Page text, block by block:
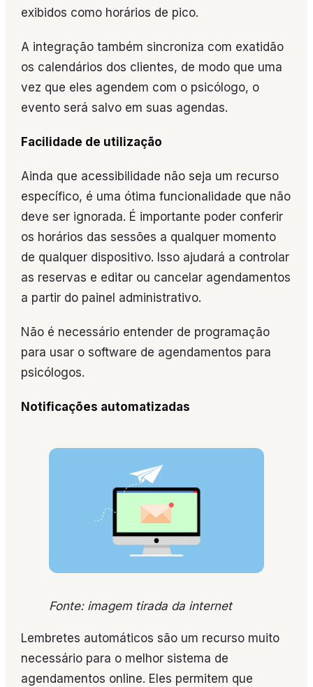
exibidos como horários de pico.
A integração também sincroniza com exatidão
os calendários dos clientes, de modo que uma
vez que eles agendem com o psicólogo, o
evento será salvo em suas agendas.
Facilidade de utilização
Ainda que acessibilidade não seja um recurso
específico, é uma ótima funcionalidade que não
deve ser ignorada. É importante poder conferir
os horários das sessões a qualquer momento
de qualquer dispositivo. Isso ajudará a controlar
as reservas e editar ou cancelar agendamentos
a partir do painel administrativo.
Não é necessário entender de programação
para usar o software de agendamentos para
psicólogos.
Notificações automatizadas
Fonte: imagem tirada da internet
Lembretes automáticos são um recurso muito
necessário para o melhor sistema de
agendamentos online. Eles permitem que